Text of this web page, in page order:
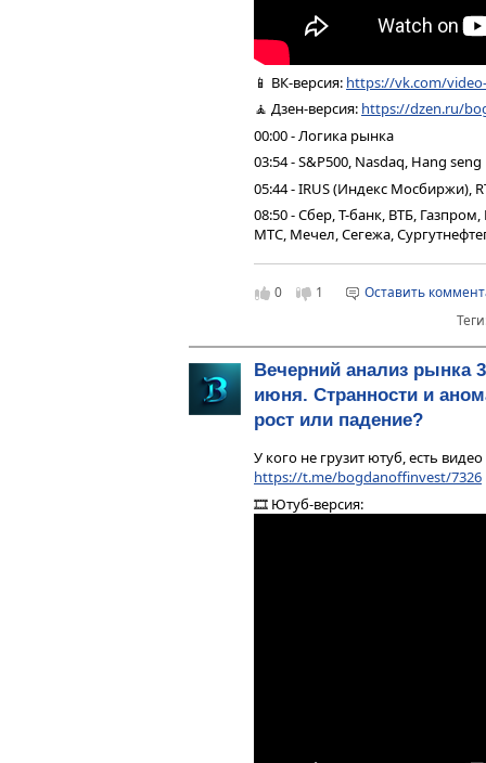
📱 ВК-версия: https://vk.com/video-
🧘 Дзен-версия: https://dzen.ru/
00:00 - Логика рынка
03:54 - S&P500, Nasdaq, Hang seng
05:44 - IRUS (Индекс Мосбиржи),
08:50 - Сбер, Т-банк, ВТБ,
МТС, Мечел, Сегежа,
12:12 - Юань рубль, рубль
12:52 - Фьючерс на газ,
13:43 - DXY, US10Y, VIX,
14:50 - TMF, Биткойн, Apple, Tesla,
15:27 - Итоги по рынку акций
16:35 - PHOR, AFKS
0 1
Оставить
Вечерний анализ рынка
июня. Странности и
рост или падение?
У кого не грузит ютуб, есть
https://t.me/bogdanoffinvest/7326
🎞 Ютуб-версия: